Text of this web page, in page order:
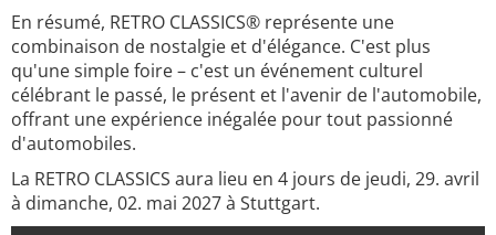
En résumé, RETRO CLASSICS® représente une
combinaison de nostalgie et d'élégance. C'est plus
qu'une simple foire – c'est un événement culturel
célébrant le passé, le présent et l'avenir de l'automobile,
offrant une expérience inégalée pour tout passionné
d'automobiles.
La RETRO CLASSICS aura lieu en 4 jours de jeudi, 29. avril
à dimanche, 02. mai 2027 à Stuttgart.